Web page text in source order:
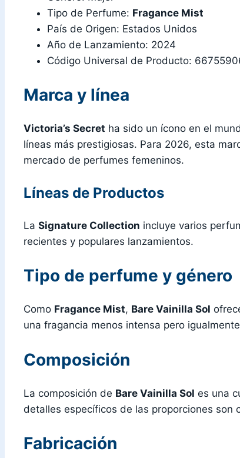
Tipo de Perfume: Fragance Mist
País de Origen: Estados Unidos
Año de Lanzamiento: 2024
Código Universal de Producto:
Marca y línea
Victoria’s Secret ha sido un ícono en el
líneas más prestigiosas. Para 2026, esta
mercado de perfumes femeninos.
Líneas de Productos
La Signature Collection incluye varios
recientes y populares lanzamientos.
Tipo de perfume y género
Como Fragance Mist, Bare Vainilla Sol
una fragancia menos intensa pero
Composición
La composición de Bare Vainilla Sol es una
detalles específicos de las proporciones
Fabricación